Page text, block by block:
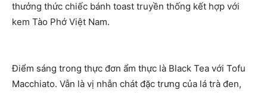
thưởng thức chiếc bánh toast truyền thống kết hợp với
kem Tào Phớ Việt Nam.
Điểm sáng trong thực đơn ẩm thực là Black Tea với Tofu
Macchiato. Vẫn là vị nhẫn chát đặc trưng của lá trà đen,